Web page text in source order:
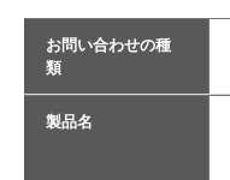
お問い合わせの種
類
製品名